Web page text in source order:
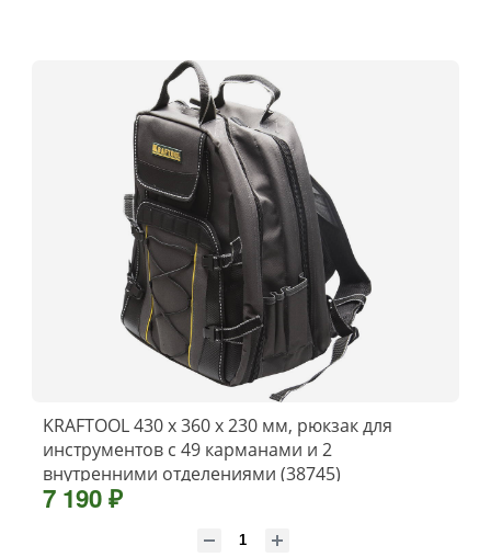
KRAFTOOL 430 х 360 х 230 мм, рюкзак для
инструментов с 49 карманами и 2
внутренними отделениями (38745)
7 190 ₽